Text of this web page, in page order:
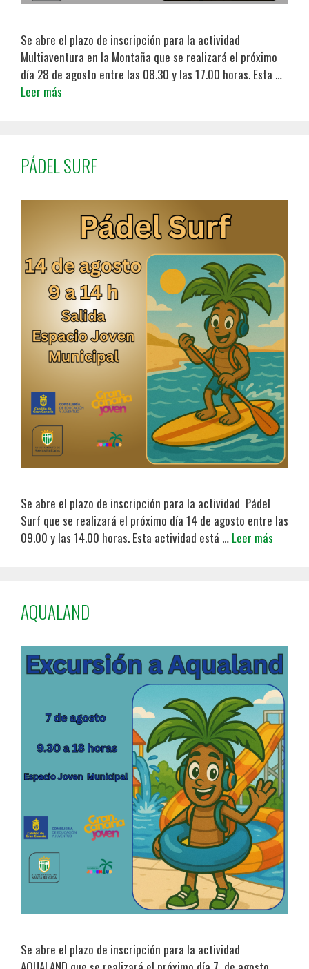
Se abre el plazo de inscripción para la actividad
Multiaventura en la Montaña que se realizará el próximo
día 28 de agosto entre las 08.30 y las 17.00 horas. Esta …
Leer más
PÁDEL SURF
Se abre el plazo de inscripción para la actividad Pádel
Surf que se realizará el próximo día 14 de agosto entre las
09.00 y las 14.00 horas. Esta actividad está … Leer más
AQUALAND
Se abre el plazo de inscripción para la actividad